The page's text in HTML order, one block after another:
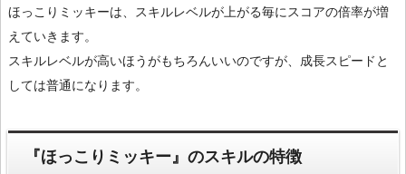
ほっこりミッキーは、スキルレベルが上がる毎にスコアの倍率が増
えていきます。
スキルレベルが高いほうがもちろんいいのですが、成長スピードと
しては普通になります。
『ほっこりミッキー』のスキルの特徴